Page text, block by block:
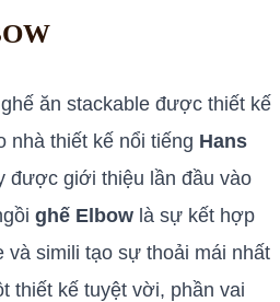
ăn stackable được thiết kế
nhà thiết kế nổi tiếng Hans
được giới thiệu lần đầu vào
ghế Elbow là sự kết hợp
và simili tạo sự thoải mái nhất
thiết kế tuyệt vời, phần vai